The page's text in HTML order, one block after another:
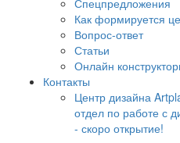
Спецпредложения
Как формируется
Вопрос-ответ
Статьи
Онлайн
Контакты
Центр дизайна
отдел по работе с
- скоро открытие!